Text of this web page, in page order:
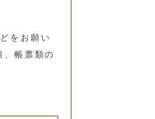
をお願い
帳票類の